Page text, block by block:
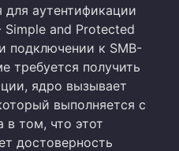
для аутентификации
Simple and Protected
подключении к SMB-
требуется получить
ядро вызывает
выполняется с
том, что этот
достоверность